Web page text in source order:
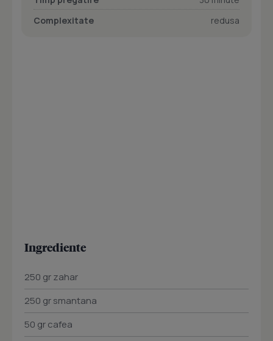
Complexitate
redusa
Ingrediente
250 gr zahar
250 gr smantana
50 gr cafea